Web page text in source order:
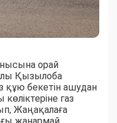
орай
Қызылоба
құю бекетін ашудан
газ
Жаңақалаға